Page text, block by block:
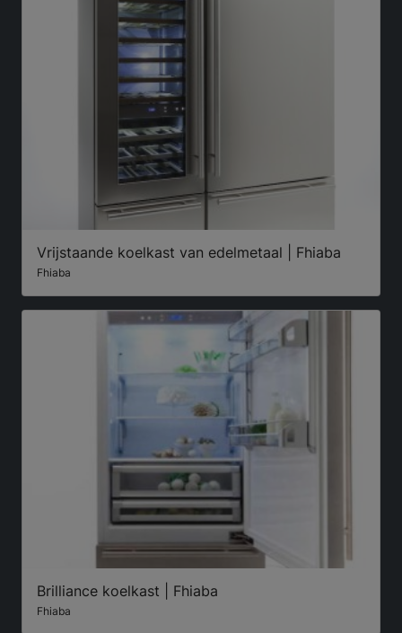
Vrijstaande koelkast van edelmetaal | Fhiaba
Fhiaba
Brilliance koelkast | Fhiaba
Fhiaba